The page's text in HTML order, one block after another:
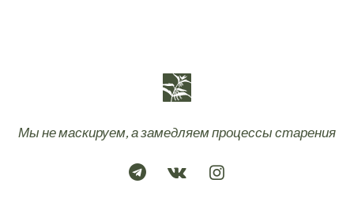
Мы не маскируем, а замедляем процессы старения